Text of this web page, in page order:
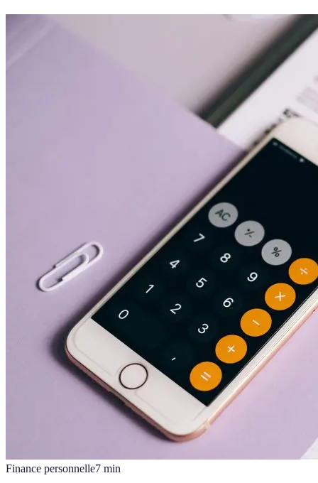
Finance personnelle7 min